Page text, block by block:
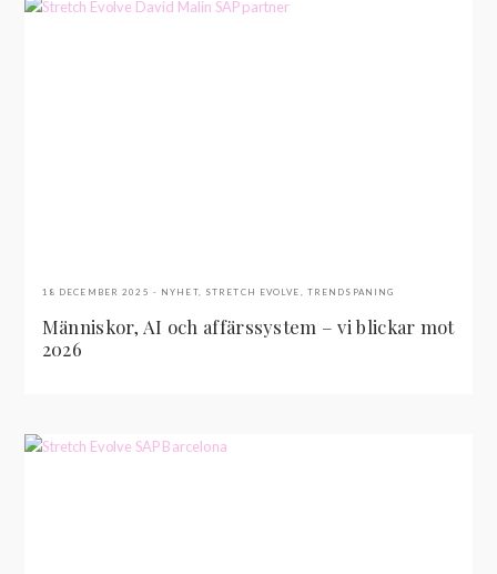
18 DECEMBER 2025 NYHET, STRETCH EVOLVE TRENDSPANING
Människor, AI och affärssystem – vi blickar mot
2026